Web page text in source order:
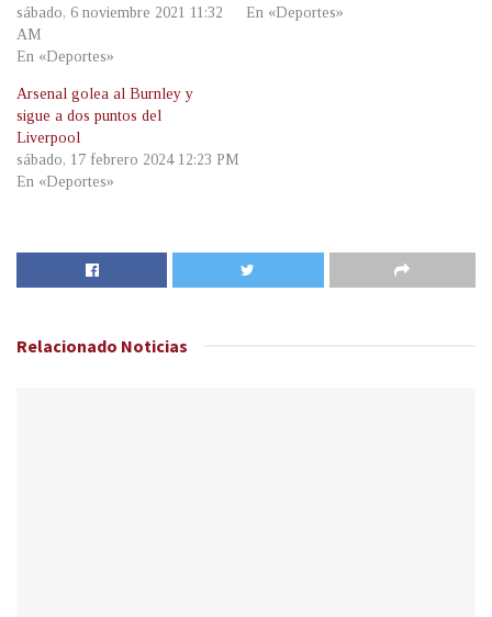
sábado, 6 noviembre 2021 11:32
AM
En «Deportes»
En «Deportes»
Arsenal golea al Burnley y
sigue a dos puntos del
Liverpool
sábado, 17 febrero 2024 12:23 PM
En «Deportes»
Relacionado Noticias